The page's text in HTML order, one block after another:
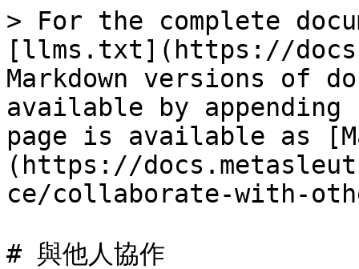
> For the complete
[llms.txt](https://
Markdown versions of
available by
page is available as
(https://
ce/collaborate-with-
# 與他人協作